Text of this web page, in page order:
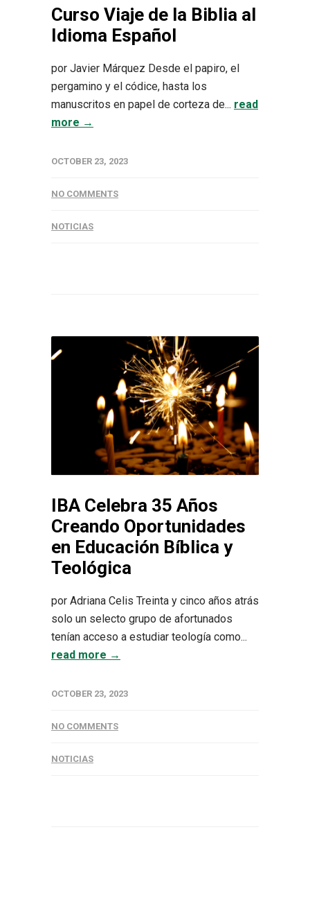
Curso Viaje de la Biblia al
Idioma Español
por Javier Márquez Desde el papiro, el
pergamino y el códice, hasta los
manuscritos en papel de corteza de... read
more →
OCTOBER 23, 2023
NO COMMENTS
NOTICIAS
IBA Celebra 35 Años
Creando Oportunidades
en Educación Bíblica y
Teológica
por Adriana Celis Treinta y cinco años atrás
solo un selecto grupo de afortunados
tenían acceso a estudiar teología como...
read more →
OCTOBER 23, 2023
NO COMMENTS
NOTICIAS